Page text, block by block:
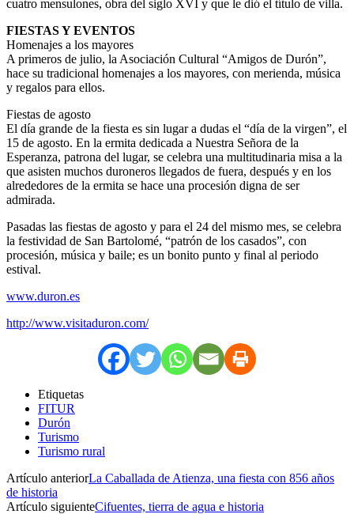
cuatro mensulones, obra del siglo XVI y que le dió el título de villa.
FIESTAS Y EVENTOS
Homenajes a los mayores
A primeros de julio, la Asociación Cultural “Amigos de Durón”,
hace su tradicional homenajes a los mayores, con merienda, música
y regalos para ellos.
Fiestas de agosto
El día grande de la fiesta es sin lugar a dudas el “día de la virgen”, el
15 de agosto. En la ermita dedicada a Nuestra Señora de la
Esperanza, patrona del lugar, se celebra una multitudinaria misa a la
que asisten muchos duroneros llegados de fuera, después y en los
alrededores de la ermita se hace una procesión digna de ser
admirada.
Pasadas las fiestas de agosto y para el 24 del mismo mes, se celebra
la festividad de San Bartolomé, “patrón de los casados”, con
procesión, música y baile; es un bonito punto y final al periodo
estival.
www.duron.es
http://www.visitaduron.com/
Etiquetas
FITUR
Durón
Turismo
Turismo rural
Artículo anteriorLa Caballada de Atienza, una fiesta con 856 años
de historia
Artículo siguienteCifuentes, tierra de agua e historia